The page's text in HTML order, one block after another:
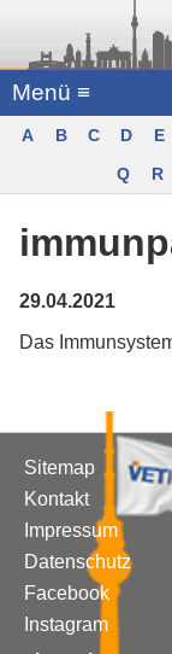
Menü ≡
A B C D E
Q
R
29.04.2021
Das
Sitemap
Kontakt
Impressum
Datenschutz
Facebook
Instagram